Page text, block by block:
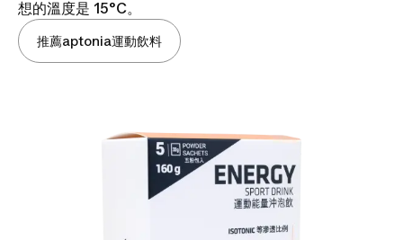
想的溫度是 15°C。
推薦aptonia運動飲料